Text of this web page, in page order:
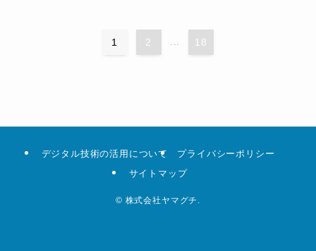
1 2 18
デジタル技術の活用について
プライバシーポリシー
サイトマップ
© 株式会社ヤマグチ.